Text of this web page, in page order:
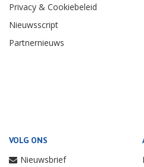
Privacy & Cookiebeleid
Nieuwsscript
Partnernieuws
VOLG ONS
Nieuwsbrief